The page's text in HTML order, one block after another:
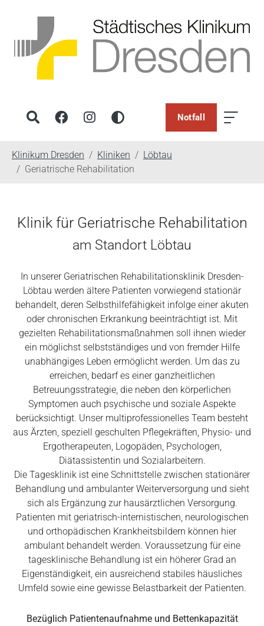
Notfall
Klinikum Dresden Kliniken
Löbtau
Geriatrische Rehabilitation
Klinik für Geriatrische Rehabilitation
am Standort Löbtau
In unserer Geriatrischen Rehabilitationsklinik Dresden-
Löbtau werden ältere Patienten vorwiegend stationär
behandelt, deren Selbsthilfefähigkeit infolge einer akuten
oder chronischen Erkrankung beeinträchtigt ist. Mit
gezielten Rehabilitationsmaßnahmen soll ihnen wieder
ein möglichst selbstständiges und von fremder Hilfe
unabhängiges Leben ermöglicht werden. Um das zu
erreichen, bedarf es einer ganzheitlichen
Betreuungsstrategie, die neben den körperlichen
Symptomen auch psychische und soziale Aspekte
berücksichtigt. Unser multiprofessionelles Team besteht
aus Ärzten, speziell geschulten Pflegekräften, Physio- und
Ergotherapeuten, Logopäden, Psychologen,
Diätassistentin und Sozialarbeitern.
Die Tagesklinik ist eine Schnittstelle zwischen stationärer
Behandlung und ambulanter Weiterversorgung und sieht
sich als Ergänzung zur hausärztlichen Versorgung.
Patienten mit geriatrisch-internistischen, neurologischen
und orthopädischen Krankheitsbildern können hier
ambulant behandelt werden. Voraussetzung für eine
tagesklinische Behandlung ist ein höherer Grad an
Eigenständigkeit, ein ausreichend stabiles häusliches
Umfeld sowie eine gewisse Belastbarkeit der Patienten.
Bezüglich Patientenaufnahme und Bettenkapazität